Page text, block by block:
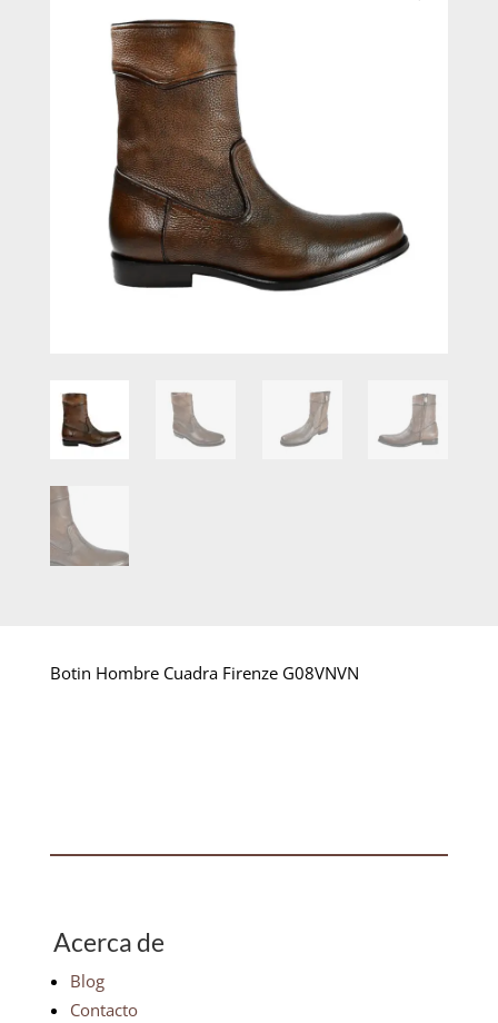
Botin Hombre Cuadra Firenze G08VNVN
Acerca de
Blog
Contacto